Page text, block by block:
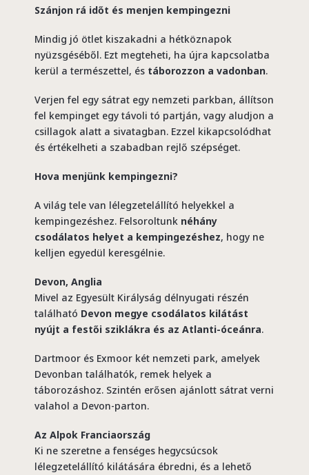
Szánjon rá időt és menjen kempingezni
Mindig jó ötlet kiszakadni a hétköznapok
nyüzsgéséből. Ezt megteheti, ha újra kapcsolatba
kerül a természettel, és táborozzon a vadonban.
Verjen fel egy sátrat egy nemzeti parkban, állítson
fel kempinget egy távoli tó partján, vagy aludjon a
csillagok alatt a sivatagban. Ezzel kikapcsolódhat
és értékelheti a szabadban rejlő szépséget.
Hova menjünk kempingezni?
A világ tele van lélegzetelállító helyekkel a
kempingezéshez. Felsoroltunk néhány
csodálatos helyet a kempingezéshez, hogy ne
kelljen egyedül keresgélnie.
Devon, Anglia
Mivel az Egyesült Királyság délnyugati részén
található Devon megye csodálatos kilátást
nyújt a festői sziklákra és az Atlanti-óceánra.
Dartmoor és Exmoor két nemzeti park, amelyek
Devonban találhatók, remek helyek a
táborozáshoz. Szintén erősen ajánlott sátrat verni
valahol a Devon-parton.
Az Alpok Franciaország
Ki ne szeretne a fenséges hegycsúcsok
lélegzetelállító kilátására ébredni, és a lehető